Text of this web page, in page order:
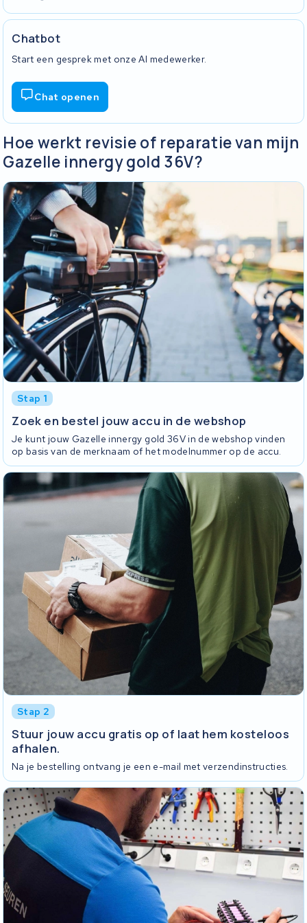
Chatbot
Start een gesprek met onze AI medewerker.
Chat openen
Hoe werkt revisie of reparatie van mijn
Gazelle innergy gold 36V?
Stap 1
Zoek en bestel jouw accu in de webshop
Je kunt jouw Gazelle innergy gold 36V in de webshop vinden
op basis van de merknaam of het modelnummer op de accu.
Stap 2
Stuur jouw accu gratis op of laat hem kosteloos
afhalen.
Na je bestelling ontvang je een e-mail met verzendinstructies.